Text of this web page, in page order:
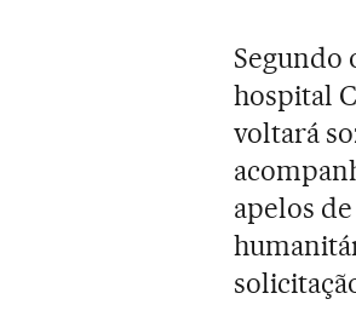
Segundo
hospital
voltará
apelos